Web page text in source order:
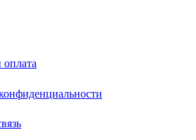
оплата